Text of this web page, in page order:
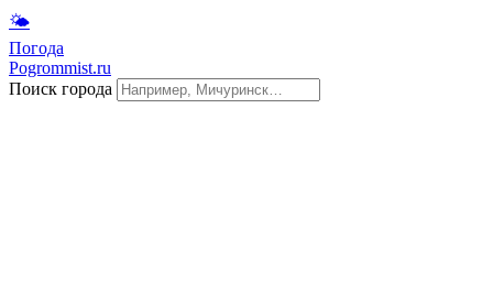
🌤
Погода
Pogrommist.ru
Поиск города